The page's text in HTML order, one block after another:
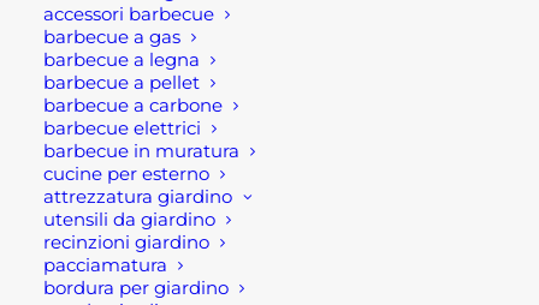
accessori barbecue
barbecue a gas
barbecue a legna
barbecue a pellet
barbecue a carbone
barbecue elettrici
barbecue in muratura
cucine per esterno
attrezzatura giardino
utensili da giardino
recinzioni giardino
pacciamatura
bordura per giardino
soprattutto facile da accendere in un
tempo minimo. In aggiunta, con
l'utilizzo di un bbq a gas, grazie al
coperchio, si può ottenere una
temperatura abbastanza precisa,
costante, e controllata, riparandola da
freddo e vento. inoltre, si ha il pieno
controllo della fiamma e della
temperatura grazie ai pulsanti di
controllo.